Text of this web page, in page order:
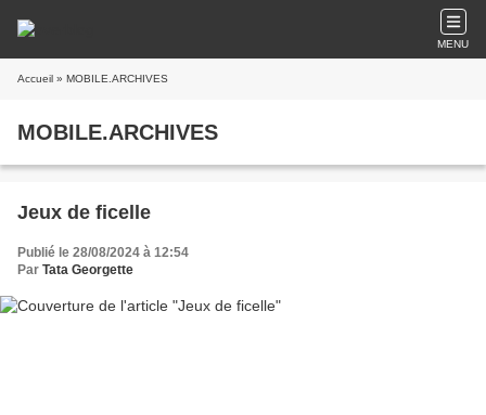
MENU
Accueil » MOBILE.ARCHIVES
MOBILE.ARCHIVES
Jeux de ficelle
Publié le 28/08/2024 à 12:54
Par Tata Georgette